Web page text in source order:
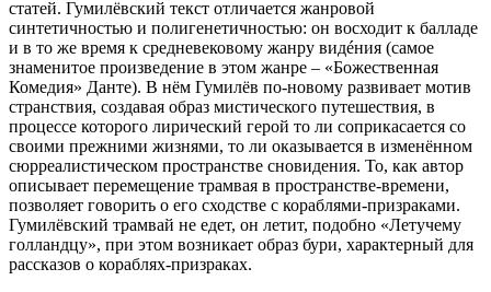
статей. Гумилёвский текст отличается жанровой
синтетичностью и полигенетичностью: он восходит к балладе
и в то же время к средневековому жанру видéния (самое
знаменитое произведение в этом жанре – «Божественная
Комедия» Данте). В нём Гумилёв по-новому развивает мотив
странствия, создавая образ мистического путешествия, в
процессе которого лирический герой то ли соприкасается со
своими прежними жизнями, то ли оказывается в изменённом
сюрреалистическом пространстве сновидения. То, как автор
описывает перемещение трамвая в пространстве-времени,
позволяет говорить о его сходстве с кораблями-призраками.
Гумилёвский трамвай не едет, он летит, подобно «Летучему
голландцу», при этом возникает образ бури, характерный для
рассказов о кораблях-призраках.